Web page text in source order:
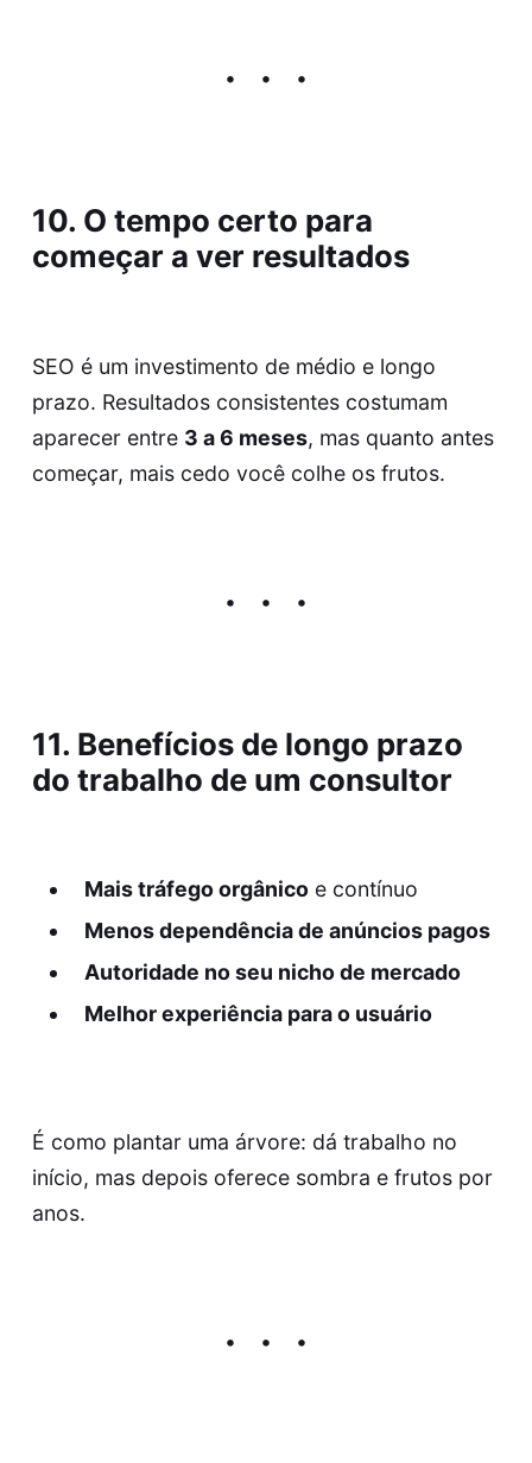
10. O tempo certo para
começar a ver resultados
SEO é um investimento de médio e longo
prazo. Resultados consistentes costumam
aparecer entre 3 a 6 meses, mas quanto antes
começar, mais cedo você colhe os frutos.
11. Benefícios de longo prazo
do trabalho de um consultor
Mais tráfego orgânicoe contínuo
Menos dependência de anúncios pagos
Autoridade no seu nicho de mercado
Melhor experiência para o usuário
É como plantar uma árvore: dá trabalho no
início, mas depois oferece sombra e frutos por
anos.